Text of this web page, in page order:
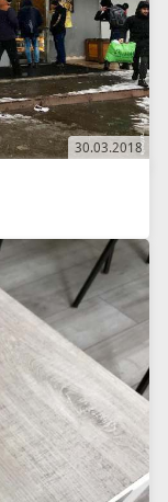
30.03.2018